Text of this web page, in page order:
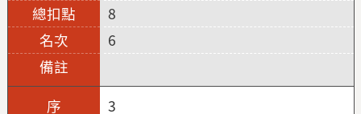
8
6
3